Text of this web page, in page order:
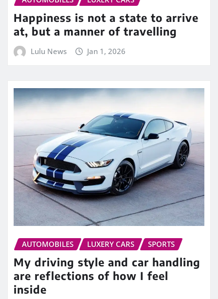
Happiness is not a state to arrive
at, but a manner of travelling
Lulu News Jan 1, 2026
AUTOMOBILES LUXERY CARS SPORTS
My driving style and car handling
are reflections of how I feel
inside